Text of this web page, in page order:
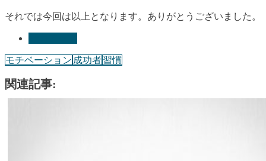
それでは今回は以上となります。ありがとうございました。
モチベーション 成功者習慣
関連記事: